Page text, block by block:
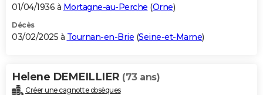
GUIDES D'ACHAT
BONS PLANS
Carte de Noël
Carte Bonne année
Carte Saint-Valentin
Carte Pâques
Carte d'anniversaire
DICTIONNAIRE
01/04/1936 à Mortagne-au-Perche (Orne)
Décès
03/02/2025 à Tournan-en-Brie (Seine-et-Marne)
Helene DEMEILLIER (73 ans)
Créer une cagnotte obsèques